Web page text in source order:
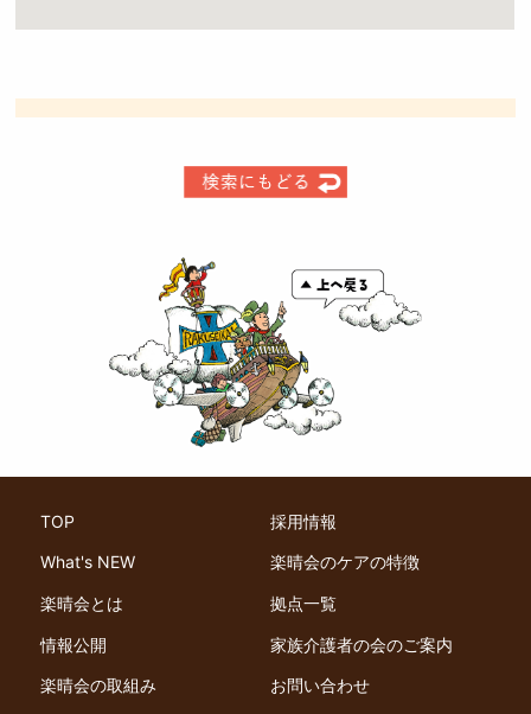
TOP
What's NEW
楽晴会とは
情報公開
楽晴会の取組み
採用情報
楽晴会のケアの特徴
拠点一覧
家族介護者の会のご案内
お問い合わせ